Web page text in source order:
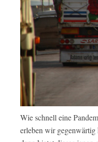
Wie schnell eine
erleben wir gegenwärtig